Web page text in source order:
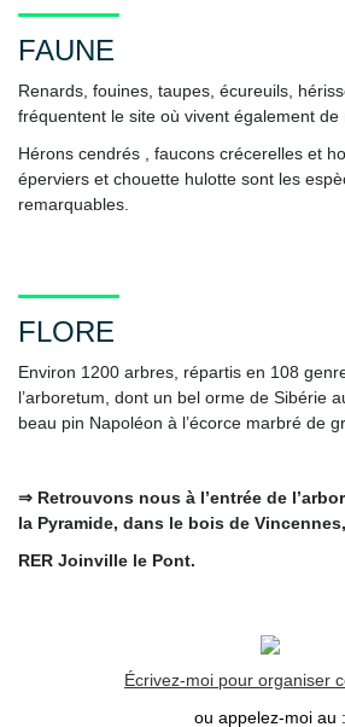
FAUNE
Renards, fouines, taupes, écureuils,
fréquentent le site où vivent également de
Hérons cendrés , faucons crécerelles et
éperviers et chouette hulotte sont les
remarquables.
FLORE
Environ 1200 arbres, répartis en 108
l’arboretum, dont un bel orme de Sibérie
beau pin Napoléon à l’écorce marbré de
⇒ Retrouvons nous à l’entrée de
la Pyramide, dans le bois de
RER Joinville le Pont.
Écrivez-moi pour organiser
ou appelez-moi au :